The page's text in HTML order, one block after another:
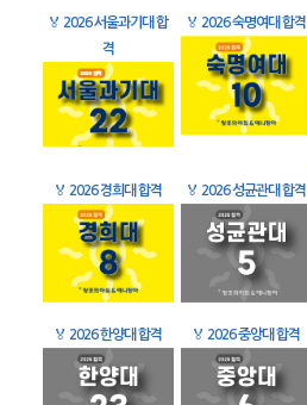
🏅 2026 서울과기대 합
격
🏅 2026 숙명여대 합격
🏅 2026 경희대 합격 🏅 2026 성균관대 합격
🏅 2026 한양대 합격 🏅 2026 중앙대 합격